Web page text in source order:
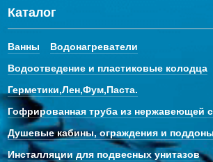
Каталог
Ванны
Водонагреватели
Водоотведение и пластиковые колодца
Герметики,Лен,Фум,Паста.
Гофрированная труба из нержавеющей
Душевые кабины, ограждения и поддоны
Инсталляции для подвесных унитазов